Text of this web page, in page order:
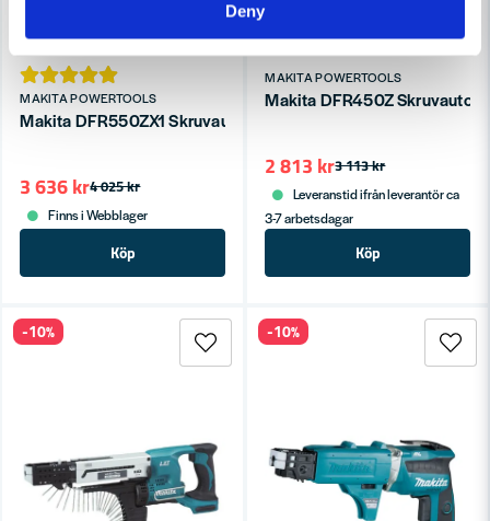
Deny
MAKITA POWERTOOLS
Makita DFR550ZX1 Skruvautomat 18V (25-55mm)
4 025 kr
3 636 kr
Finns i Webblager
Köp
MAKITA POWERTOOLS
Makita DFR450Z
3 113 kr
2 813 kr
Leveranstid ifrån leverantör ca
3-7 arbetsdagar
Köp
-10% -10%